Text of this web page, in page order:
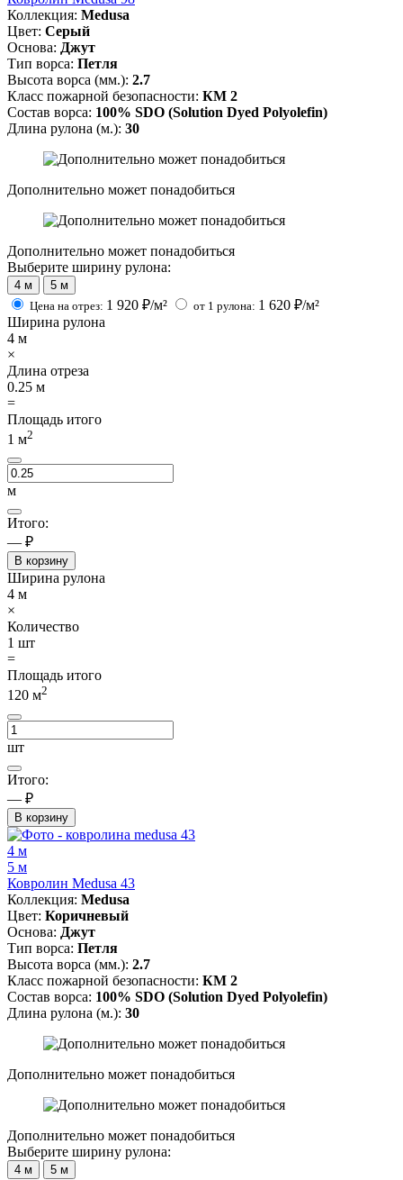
Коллекция: Medusa
Цвет: Серый
Основа: Джут
Тип ворса: Петля
Высота ворса (мм.): 2.7
Класс пожарной безопасности: КМ 2
Состав ворса: 100% SDO (Solution Dyed Polyolefin)
Длина рулона (м.): 30
Дополнительно может понадобиться
Дополнительно может понадобиться
Выберите ширину рулона:
4 м
5 м
Цена на отрез: 1 920 ₽/м² от 1 рулона: 1 620 ₽/м²
Ширина рулона
4 м
×
Длина отреза
0.25 м
=
Площадь итого
1 м2
м
Итого:
— ₽
В корзину
Ширина рулона
4 м
×
Количество
1 шт
=
Площадь итого
120 м2
шт
Итого:
— ₽
В корзину
4 м
5 м
Ковролин Medusa 43
Коллекция: Medusa
Цвет: Коричневый
Основа: Джут
Тип ворса: Петля
Высота ворса (мм.): 2.7
Класс пожарной безопасности: КМ 2
Состав ворса: 100% SDO (Solution Dyed Polyolefin)
Длина рулона (м.): 30
Дополнительно может понадобиться
Дополнительно может понадобиться
Выберите ширину рулона:
4 м
5 м